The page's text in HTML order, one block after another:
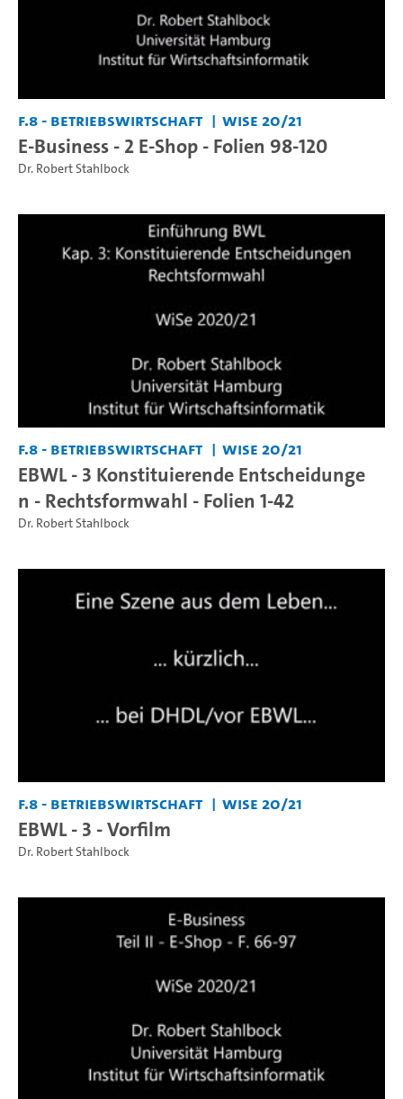
F.8 - Betriebswirtschaft WiSe 20/21
E-Business - 2 E-Shop - Folien 98-120
Dr. Robert Stahlbock
F.8 - Betriebswirtschaft WiSe 20/21
EBWL - 3 Konstituierende Entscheidunge
n - Rechtsformwahl - Folien 1-42
Dr. Robert Stahlbock
F.8 - Betriebswirtschaft WiSe 20/21
EBWL - 3 - Vorfilm
Dr. Robert Stahlbock